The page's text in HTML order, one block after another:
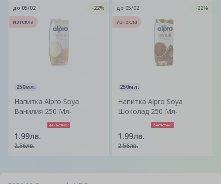
250мл.
Напитка Alpro Soya
Ванилия 250 Мл-
1.99лв.
2.56лв.
до 05/02
-22%
изтекла
250мл.
Напитка Alpro Soya
Шоколад 250 Мл-
1.99лв.
2.56лв.
до 05/02
-22%
изтекла